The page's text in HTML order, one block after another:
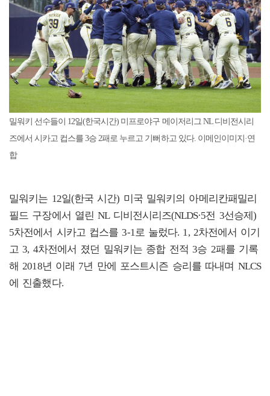
밀워키 선수들이 12일(한국시간) 미프로야구 메이저리그 NL 디비전시리
즈에서 시카고 컵스를 3승 2패로 누르고 기뻐하고 있다. 이메인이미지·연
합
밀워키는 12일(한국 시간) 미국 밀워키의 아메리칸패밀리
필드 구장에서 열린 NL 디비전시리즈(NLDS·5전 3선승제)
5차전에서 시카고 컵스를 3-1로 눌렀다. 1, 2차전에서 이기
고 3, 4차전에서 졌던 밀워키는 종합 전적 3승 2패를 기록
해 2018년 이래 7년 만에 포스트시즌 승리를 따내며 NLCS
에 진출했다.